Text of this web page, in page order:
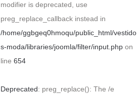
modifier is deprecated, use
preg_replace_callback instead in
/home/ggbgeq0hmoqu/public_html/vestido
s-moda/libraries/joomla/filter/input.php on
line 654
Deprecated: preg_replace(): The /e